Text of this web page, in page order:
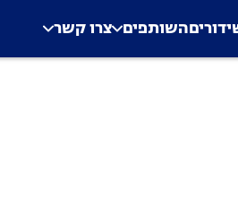
השותפים צרו קשר